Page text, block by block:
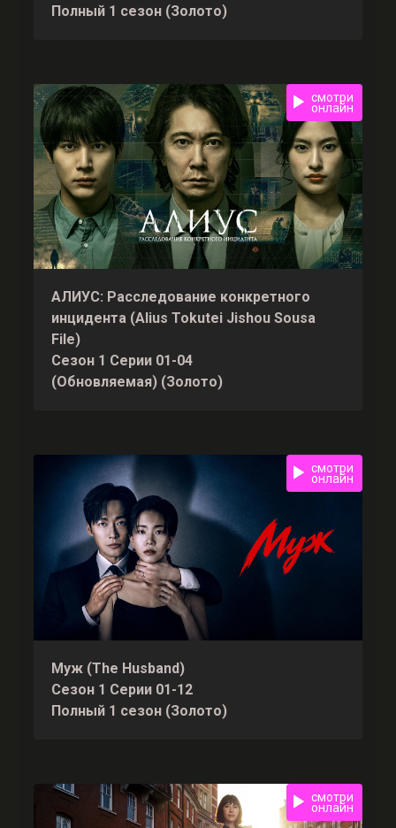
Полный 1 сезон (Золото)
смотри
онлайн
АЛИУС: Расследование конкретного
инцидента (Alius Tokutei Jishou Sousa
File)
Сезон 1 Серии 01-04
(Обновляемая) (Золото)
смотри
онлайн
Муж (The Husband)
Сезон 1 Серии 01-12
Полный 1 сезон (Золото)
смотри
онлайн